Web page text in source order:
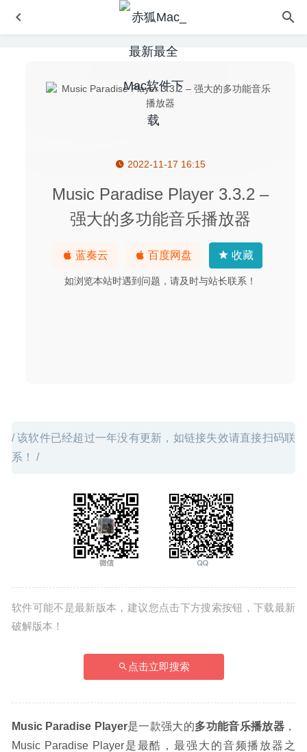
2022-11-17 16:15
Music Paradise Player 3.3.2 –
强大的多功能音乐播放器
蓝奏云 百度网盘 收藏
如浏览本站时遇到问题，请及时与站长联系！
/ 该软件已经超过一年没有更新，如链接失效请直接扫码联
系！ /
软件可能不是最新版本，建议您点击下方搜索按钮，下载最新
破解版本！
点击立即搜索
Music Paradise Player是一款强大的多功能音乐播放器 ，
Music Paradise Player是最酷，最强大的音频播放器之
GoodNotes 5.5.3 中文版-最好的手写笔记应用
Electerm 1.0.31 for Mac中文版-终端模拟器/ssh/sftp客户端
ON1 Photo RAW 2020 14.0.1.8205 for Mac中文版-专业级
DeadAge2(尸变纪元2) 1.42 中文版 – 末日丧尸生存回合制
2023-05-11